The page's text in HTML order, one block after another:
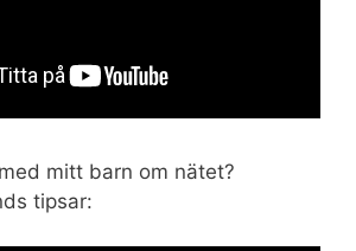
mitt barn om nätet?
tipsar: